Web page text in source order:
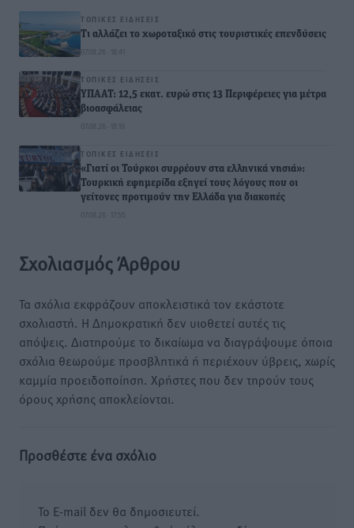
ΤΟΠΙΚΈΣ ΕΙΔΉΣΕΙΣ
Τι αλλάζει το χωροταξικό στις τουριστικές επενδύσεις
07.08.26 · 18:41
ΤΟΠΙΚΈΣ ΕΙΔΉΣΕΙΣ
ΥΠΑΑΤ: 12,5 εκατ. ευρώ στις 13 Περιφέρειες για μέτρα
βιοασφάλειας
07.08.26 · 18:19
ΤΟΠΙΚΈΣ ΕΙΔΉΣΕΙΣ
«Γιατί οι Τούρκοι συρρέουν στα ελληνικά νησιά»:
Τουρκική εφημερίδα εξηγεί τους λόγους που οι
γείτονες προτιμούν την Ελλάδα για διακοπές
07.08.26 · 17:55
Σχολιασμός Άρθρου
Τα σχόλια εκφράζουν αποκλειστικά τον εκάστοτε
σχολιαστή. Η Δημοκρατική δεν υιοθετεί αυτές τις
απόψεις. Διατηρούμε το δικαίωμα να διαγράψουμε όποια
σχόλια θεωρούμε προσβλητικά ή περιέχουν ύβρεις, χωρίς
καμμία προειδοποίηση. Χρήστες που δεν τηρούν τους
όρους χρήσης αποκλείονται.
Προσθέστε ένα σχόλιο
Το E-mail δεν θα δημοσιευτεί.